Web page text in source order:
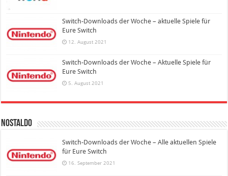
Switch-Downloads der Woche – aktuelle Spiele für
Eure Switch
12. August 2021
Switch-Downloads der Woche – Aktuelle Spiele für
Eure Switch
5. August 2021
Nostaldo
Switch-Downloads der Woche – Alle aktuellen Spiele
für Eure Switch
16. September 2021